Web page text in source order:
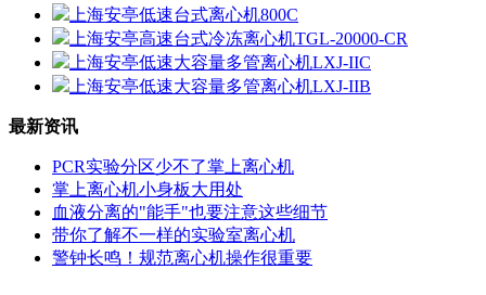
上海安亭低速台式离心机800C
上海安亭高速台式冷冻离心机TGL-20000-CR
上海安亭低速大容量多管离心机LXJ-IIC
上海安亭低速大容量多管离心机LXJ-IIB
最新资讯
PCR实验分区少不了掌上离心机
掌上离心机小身板大用处
血液分离的"能手"也要注意这些细节
带你了解不一样的实验室离心机
警钟长鸣！规范离心机操作很重要